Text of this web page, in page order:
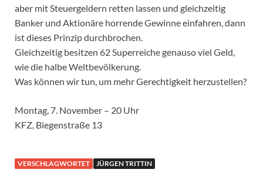
aber mit Steuergeldern retten lassen und gleichzeitig
Banker und Aktionäre horrende Gewinne einfahren, dann
ist dieses Prinzip durchbrochen.
Gleichzeitig besitzen 62 Superreiche genauso viel Geld,
wie die halbe Weltbevölkerung.
Was können wir tun, um mehr Gerechtigkeit herzustellen?
Montag, 7. November – 20 Uhr
KFZ, Biegenstraße 13
VERSCHLAGWORTET JÜRGEN TRITTIN